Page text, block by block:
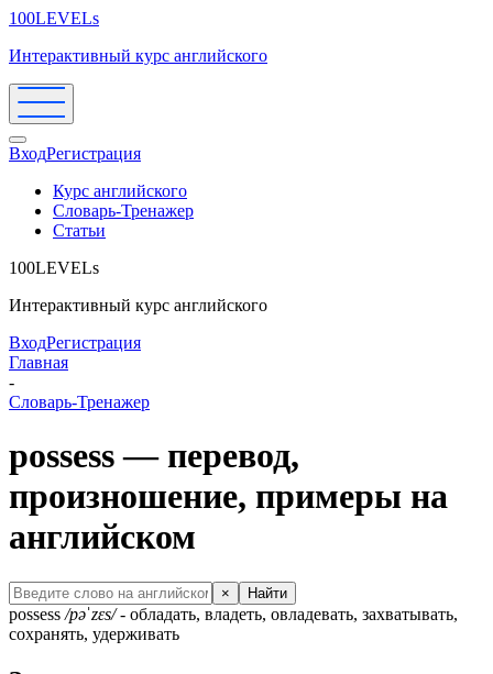
100LEVELs
Интерактивный курс английского
ВходРегистрация
Курс английского
Словарь-Тренажер
Статьи
100LEVELs
Интерактивный курс английского
ВходРегистрация
Главная
-
Словарь-Тренажер
possess — перевод,
произношение, примеры на
английском
× Найти
possess /pəˈzɛs/- обладать, владеть, овладевать, захватывать,
сохранять, удерживать